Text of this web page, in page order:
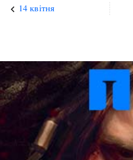
keyboard_arrow_left 14 квітня